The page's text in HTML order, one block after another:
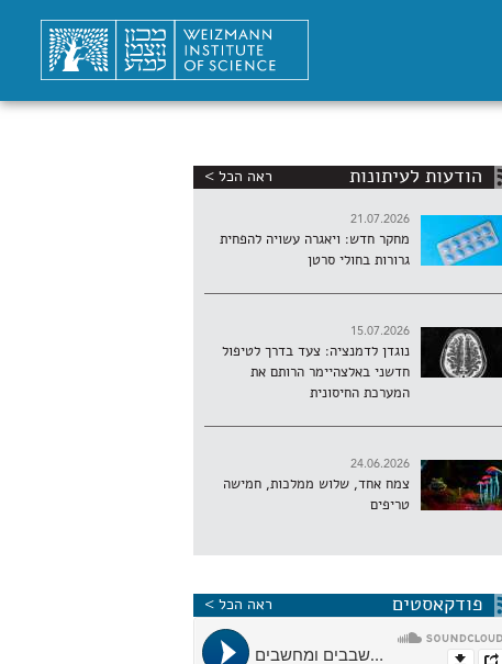
הודעות לעיתונות ראה הכל >
21.07.2026
מחקר חדש: ויאגרה עשויה להפחית
גרורות בחולי סרטן
15.07.2026
נוגדן לדמנציה: צעד בדרך לטיפול
חדשני באלצהיימר הרותם את
המערכת החיסונית
24.06.2026
צמח אחד, שלוש ממלכות, חמישה
טריפים
פודקאסטים ראה הכל >